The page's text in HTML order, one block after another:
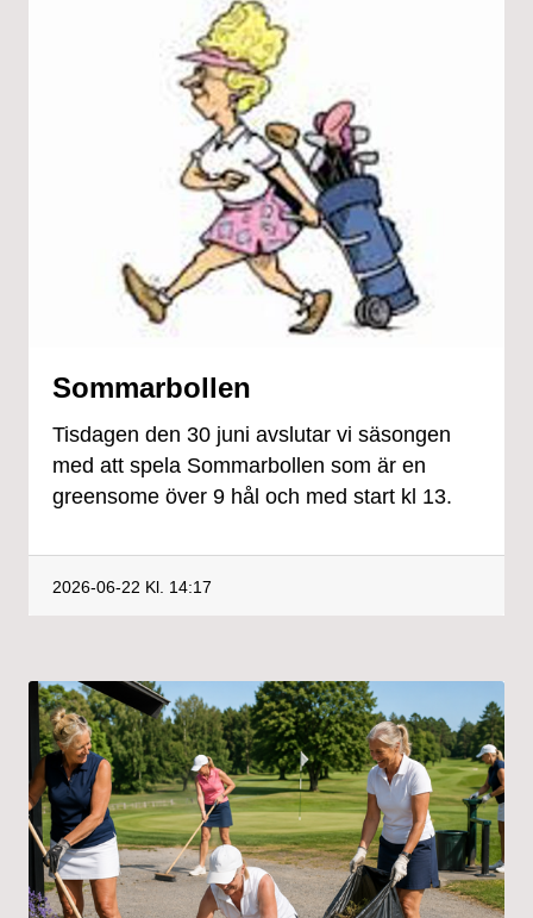
Sommarbollen
Tisdagen den 30 juni avslutar vi säsongen
med att spela Sommarbollen som är en
greensome över 9 hål och med start kl 13.
2026-06-22 Kl. 14:17